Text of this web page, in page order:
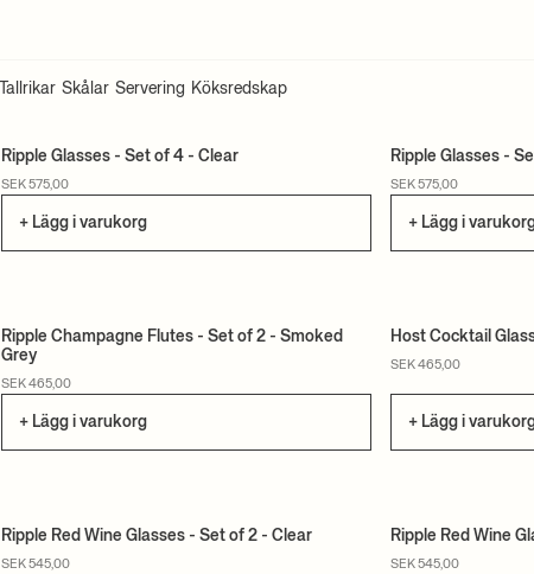
Tallrikar Skålar Servering Köksredskap
Ripple Glasses - Set of 4 - Clear
SEK 575,00
+ Lägg i varukorg
Ripple Glasses -
SEK 575,00
+ Lägg i
Ripple Champagne Flutes - Set of 2 - Smoked
Grey
SEK 465,00
+ Lägg i varukorg
Host Cocktail
SEK 465,00
+ Lägg i
Ripple Red Wine Glasses - Set of 2 - Clear
SEK 545,00
Ripple Red Wine
SEK 545,00